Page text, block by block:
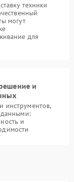
техники
могут
для
и
инструментов,
данными:
и